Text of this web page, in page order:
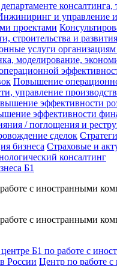
консалтинга,
и управление
проектами
строительства и
услуги
моделирование,
Повышение
управление
эффективности
эффективности
/ поглощения и
сделок
бизнеса Страховые и
консалтинг
Б1
с иностранными
с иностранными
Б1 по работе с
России Центр по работе с